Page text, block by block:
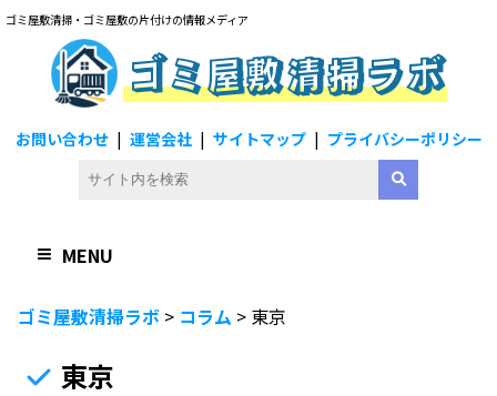
ゴミ屋敷清掃・ゴミ屋敷の片付けの情報メディア
ゴミ屋敷清掃ラボ
お問い合わせ 運営会社 サイトマップ プライバシーポリシー
MENU
ゴミ屋敷清掃ラボ > コラム > 東京
東京